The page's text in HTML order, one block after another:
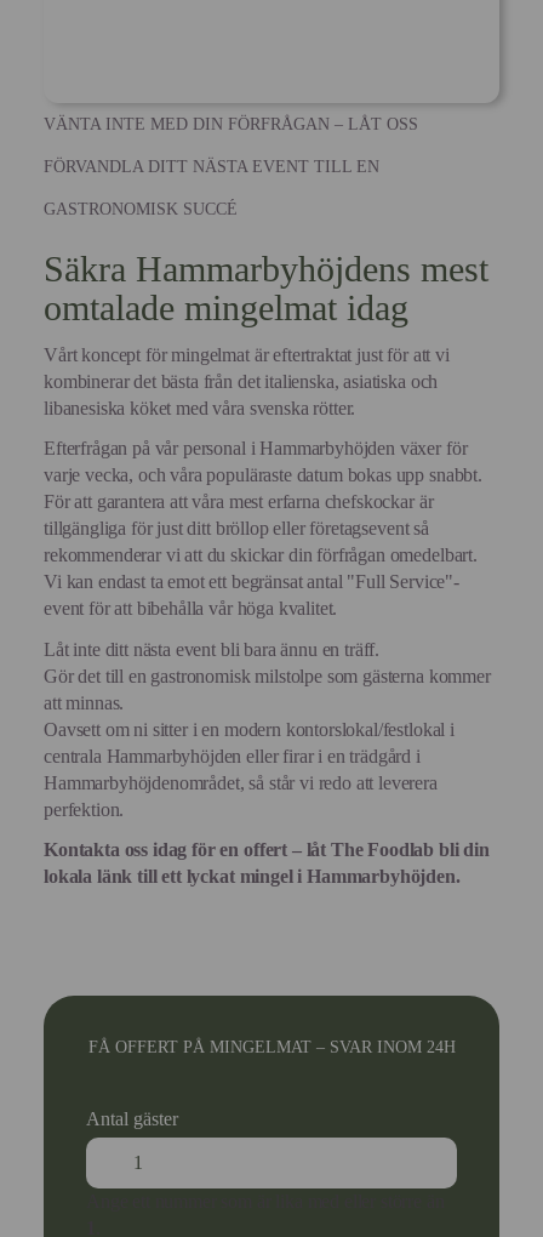
VÄNTA INTE MED DIN FÖRFRÅGAN – LÅT OSS
FÖRVANDLA DITT NÄSTA EVENT TILL EN
GASTRONOMISK SUCCÉ
Säkra Hammarbyhöjdens mest
omtalade mingelmat idag
Vårt koncept för mingelmat är eftertraktat just för att vi
kombinerar det bästa från det italienska, asiatiska och
libanesiska köket med våra svenska rötter.
Efterfrågan på vår personal i Hammarbyhöjden växer för
varje vecka, och våra populäraste datum bokas upp snabbt.
För att garantera att våra mest erfarna chefskockar är
tillgängliga för just ditt bröllop eller företagsevent så
rekommenderar vi att du skickar din förfrågan omedelbart.
Vi kan endast ta emot ett begränsat antal "Full Service"-
event för att bibehålla vår höga kvalitet.
Låt inte ditt nästa event bli bara ännu en träff.
Gör det till en gastronomisk milstolpe som gästerna kommer
att minnas.
Oavsett om ni sitter i en modern kontorslokal/festlokal i
centrala Hammarbyhöjden eller firar i en trädgård i
Hammarbyhöjdenområdet, så står vi redo att leverera
perfektion.
Kontakta oss idag för en offert – låt The Foodlab bli din
lokala länk till ett lyckat mingel i Hammarbyhöjden.
FÅ OFFERT PÅ MINGELMAT – SVAR INOM 24H
Antal gäster